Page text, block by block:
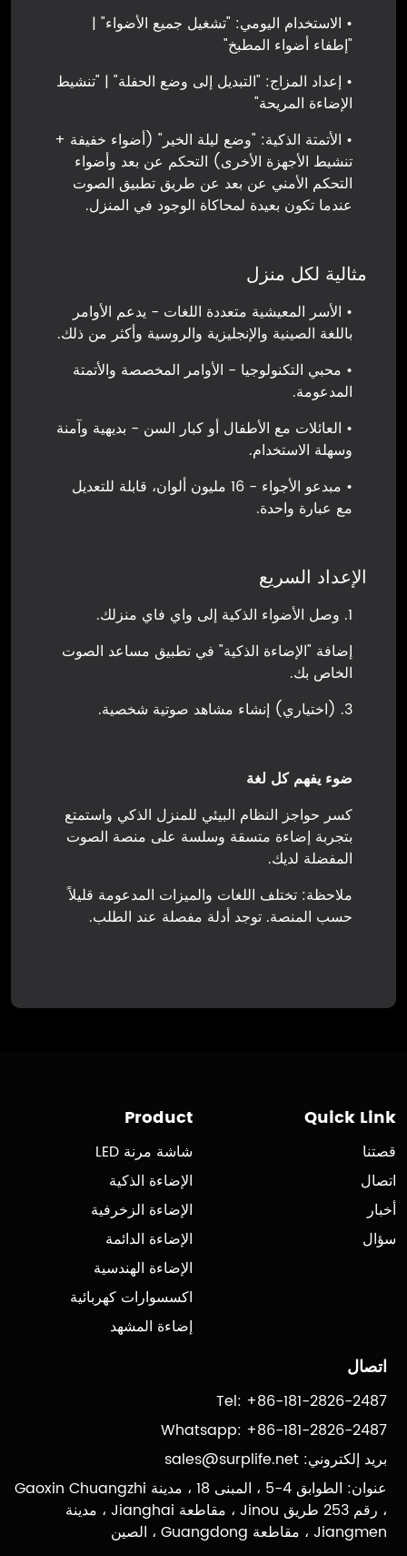
• الاستخدام اليومي: "تشغيل جميع الأضواء" |
"إطفاء أضواء المطبخ"
• إعداد المزاج: "التبديل إلى وضع الحفلة" | "تنشيط
الإضاءة المريحة"
• الأتمتة الذكية: "وضع ليلة الخير" (أضواء خفيفة +
تنشيط الأجهزة الأخرى) التحكم عن بعد وأضواء
التحكم الأمني عن بعد عن طريق تطبيق الصوت
عندما تكون بعيدة لمحاكاة الوجود في المنزل.
مثالية لكل منزل
• الأسر المعيشية متعددة اللغات - يدعم الأوامر
باللغة الصينية والإنجليزية والروسية وأكثر من ذلك.
• محبي التكنولوجيا - الأوامر المخصصة والأتمتة
المدعومة.
• العائلات مع الأطفال أو كبار السن - بديهية وآمنة
وسهلة الاستخدام.
• مبدعو الأجواء - 16 مليون ألوان، قابلة للتعديل
مع عبارة واحدة.
الإعداد السريع
1. وصل الأضواء الذكية إلى واي فاي منزلك.
إضافة "الإضاءة الذكية" في تطبيق مساعد الصوت
الخاص بك.
3. (اختياري) إنشاء مشاهد صوتية شخصية.
ضوء يفهم كل لغة
كسر حواجز النظام البيئي للمنزل الذكي واستمتع
بتجربة إضاءة متسقة وسلسة على منصة الصوت
المفضلة لديك.
ملاحظة: تختلف اللغات والميزات المدعومة قليلاً
حسب المنصة. توجد أدلة مفصلة عند الطلب.
Quick Link
قصتنا
اتصال
أخبار
سؤال
Product
شاشة مرنة LED
الإضاءة الذكية
الإضاءة الزخرفية
الإضاءة الدائمة
الإضاءة الهندسية
اكسسوارات كهربائية
إضاءة المشهد
اتصال
Tel: +86-181-2826-2487
Whatsapp: +86-181-2826-2487
بريد إلكتروني:sales@surplife.net
عنوان: الطوابق 4-5 ، المبنى 18 ، مدينة Gaoxin Chuangzhi
، رقم 253 طريق Jinou ، مقاطعة Jianghai ، مدينة
Jiangmen ، مقاطعة Guangdong ، الصين